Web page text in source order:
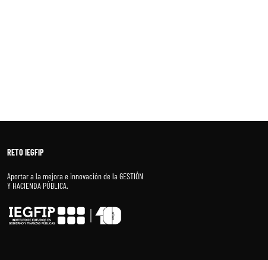
RETO IEGFIP
Aportar a la mejora e innovación de la GESTIÓN
Y HACIENDA PÚBLICA.